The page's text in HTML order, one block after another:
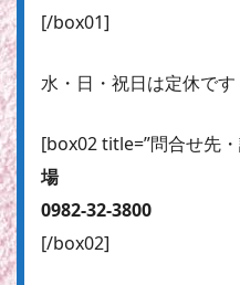
[/box01]
水・日・祝日は定休です
[box02 title=”問合せ先
場
0982-32-3800
[/box02]